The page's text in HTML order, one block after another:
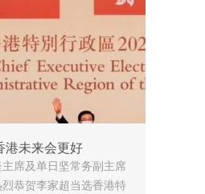
港未来会更好
席及单日坚常务副主席
恭贺李家超当选香港特